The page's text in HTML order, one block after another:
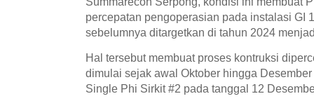
percepatan pengoperasian pada instalasi GI
sebelumnya ditargetkan di tahun 2024
Hal tersebut membuat proses kontruksi
dimulai sejak awal Oktober hingga
Single Phi Sirkit #2 pada tanggal 12